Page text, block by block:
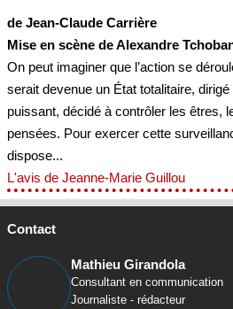
de Jean-Claude Carrière
Mise en scène de Alexandre
On peut imaginer que l’action se
serait devenue un État totalitaire,
puissant, décidé à contrôler les êtres,
pensées. Pour exercer cette
dispose...
L'avis de Jeanne-Marie Guillou
Contact
Mathieu Girandola
Consultant en communication
Journaliste - rédacteur